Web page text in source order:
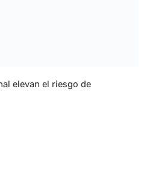
elevan el riesgo de